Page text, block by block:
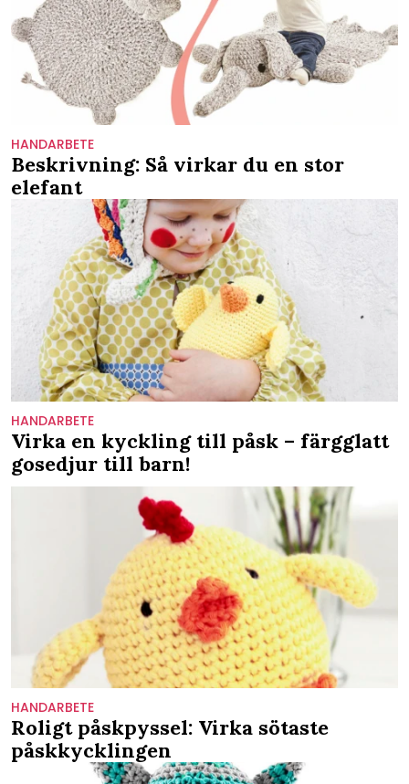
HANDARBETE
Beskrivning: Så virkar du en stor
elefant
HANDARBETE
Virka en kyckling till påsk – färgglatt
gosedjur till barn!
HANDARBETE
Roligt påskpyssel: Virka sötaste
påskkycklingen